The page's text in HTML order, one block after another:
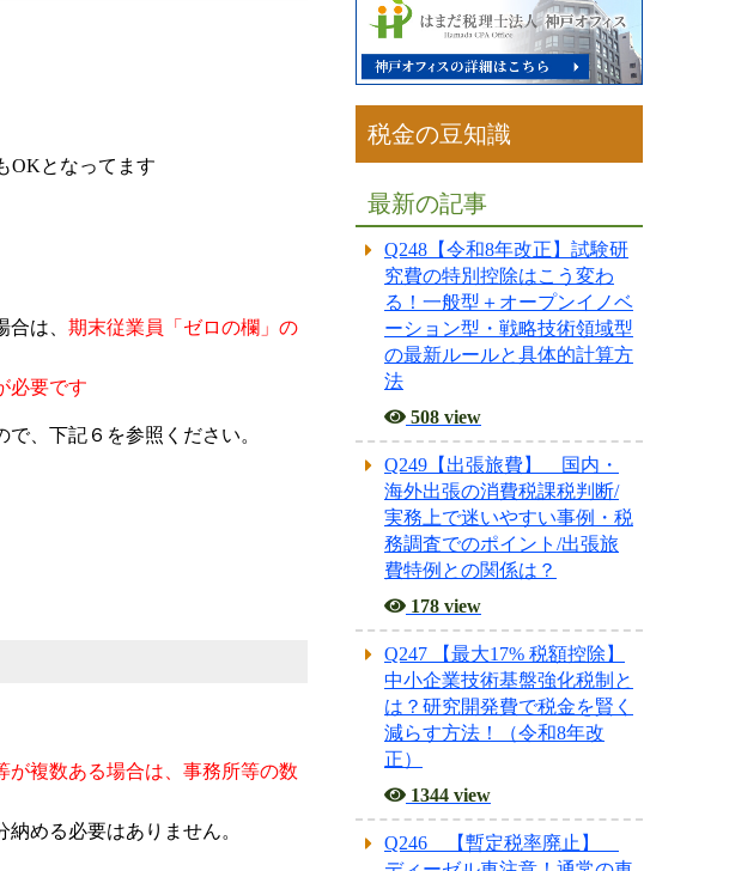
OKとなってます
は、 期末従業員「ゼロの欄」の
必要です
、下記６を参照ください。
が複数ある場合は、事務所等の数
める必要はありません。
税金の豆知識
最新の記事
Q248【令和8年改正】試験研
究費の特別控除はこう変わ
る！一般型＋オープンイノベ
ーション型・戦略技術領域型
の最新ルールと具体的計算方
法
508 view
Q249【出張旅費】 国内・
海外出張の消費税課税判断/
実務上で迷いやすい事例・税
務調査でのポイント/出張旅
費特例との関係は？
178 view
Q247 【最大17% 税額控除】
中小企業技術基盤強化税制と
は？研究開発費で税金を賢く
減らす方法！（令和8年改
正）
1344 view
Q246 【暫定税率廃止】